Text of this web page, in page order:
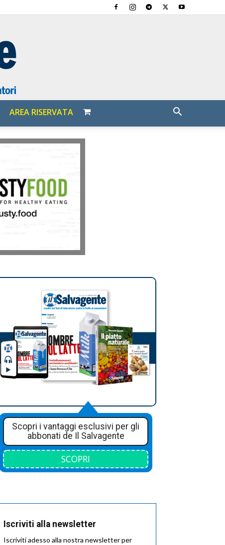
AREA RISERVATA
Scopri i vantaggi esclusivi per gli
abbonati de Il Salvagente
SCOPRI
Iscriviti alla newsletter
Iscriviti adesso alla nostra newsletter per